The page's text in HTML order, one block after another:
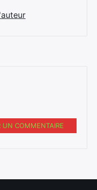
UN COMMENTAIRE